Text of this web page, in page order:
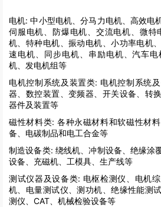
电机: 中小型电机、分马力电机、高效电
伺服电机、防爆电机、交流电机、微特
机、特种电机、振动电机、小功率电机
速电机、同步电机、串励电机、汽车
机、发电机组等
电机控制系统及装置类: 电机控制系统
器、数控装置、变频器、开关设备、转
器件及装置等
磁性材料类: 各种永磁材料和软磁性材
备、电碳制品和电工合金等
制造设备类: 绕线机、冲制设备、绝缘涂
设备、充磁机、工模具、生产线等
测试仪器及设备类: 电枢检测仪、电机
机、电量测试仪、测功机、绝缘性能测
测仪、CAT、机械检验设备等